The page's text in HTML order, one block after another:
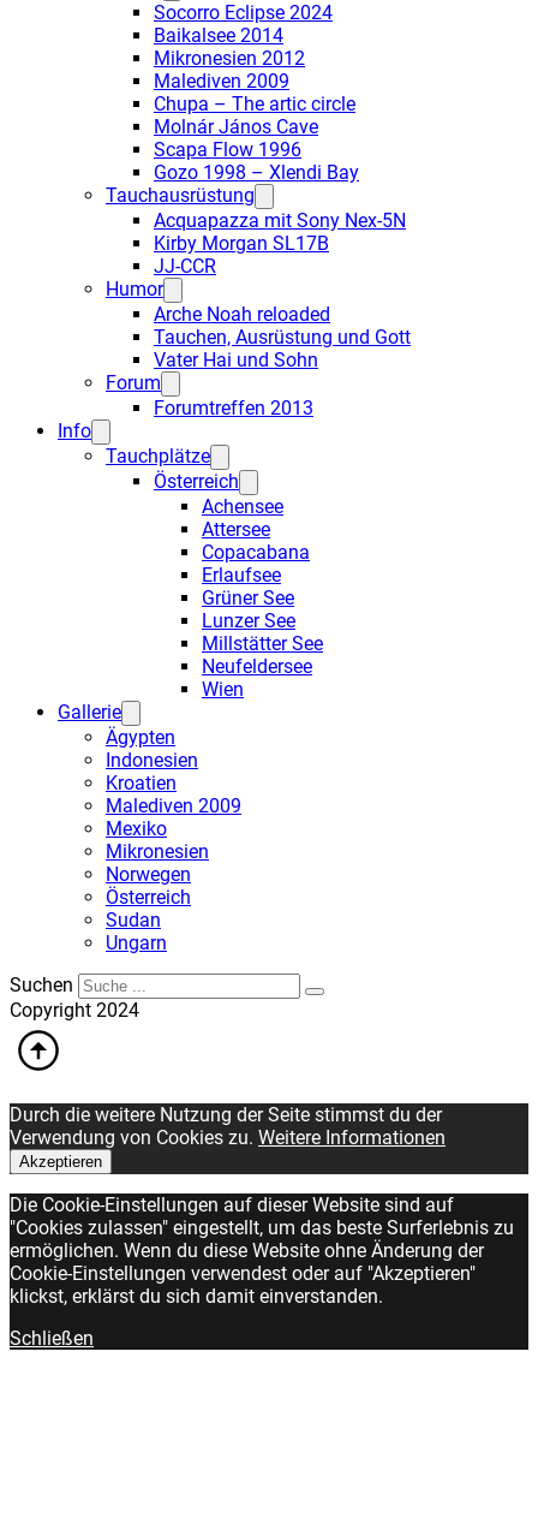
Socorro Eclipse 2024
Baikalsee 2014
Mikronesien 2012
Malediven 2009
Chupa – The artic circle
Molnár János Cave
Scapa Flow 1996
Gozo 1998 – Xlendi Bay
Tauchausrüstung
Acquapazza mit Sony Nex-5N
Kirby Morgan SL17B
JJ-CCR
Humor
Arche Noah reloaded
Tauchen, Ausrüstung und Gott
Vater Hai und Sohn
Forum
Forumtreffen 2013
Info
Tauchplätze
Österreich
Achensee
Attersee
Copacabana
Erlaufsee
Grüner See
Lunzer See
Millstätter See
Neufeldersee
Wien
Gallerie
Ägypten
Indonesien
Kroatien
Malediven 2009
Mexiko
Mikronesien
Norwegen
Österreich
Sudan
Ungarn
Suchen
Copyright 2024
Durch die weitere Nutzung der Seite stimmst du der
Verwendung von Cookies zu. Weitere Informationen
Akzeptieren
Die Cookie-Einstellungen auf dieser Website sind auf
"Cookies zulassen" eingestellt, um das beste Surferlebnis zu
ermöglichen. Wenn du diese Website ohne Änderung der
Cookie-Einstellungen verwendest oder auf "Akzeptieren"
klickst, erklärst du sich damit einverstanden.
Schließen